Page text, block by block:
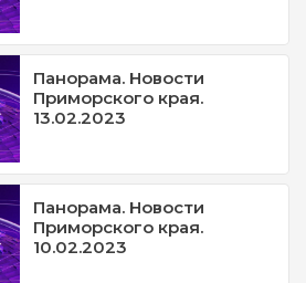
Панорама. Новости
Приморского края.
13.02.2023
Панорама. Новости
Приморского края.
10.02.2023